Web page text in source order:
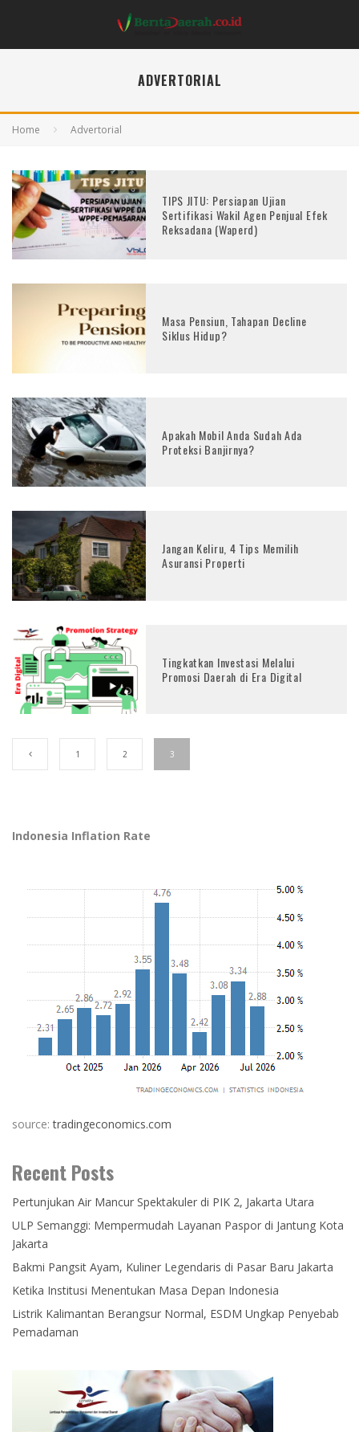
ADVERTORIAL
Home Advertorial
TIPS JITU: Persiapan Ujian
Sertifikasi Wakil Agen Penjual Efek
Reksadana (Waperd)
Masa Pensiun, Tahapan Decline
Siklus Hidup?
Apakah Mobil Anda Sudah Ada
Proteksi Banjirnya?
Jangan Keliru, 4 Tips Memilih
Asuransi Properti
Tingkatkan Investasi Melalui
Promosi Daerah di Era Digital
1 2 3
Indonesia Inflation Rate
source:tradingeconomics.com
Recent Posts
Pertunjukan Air Mancur Spektakuler di PIK 2, Jakarta Utara
ULP Semanggi: Mempermudah Layanan Paspor di Jantung Kota
Jakarta
Bakmi Pangsit Ayam, Kuliner Legendaris di Pasar Baru Jakarta
Ketika Institusi Menentukan Masa Depan Indonesia
Listrik Kalimantan Berangsur Normal, ESDM Ungkap Penyebab
Pemadaman